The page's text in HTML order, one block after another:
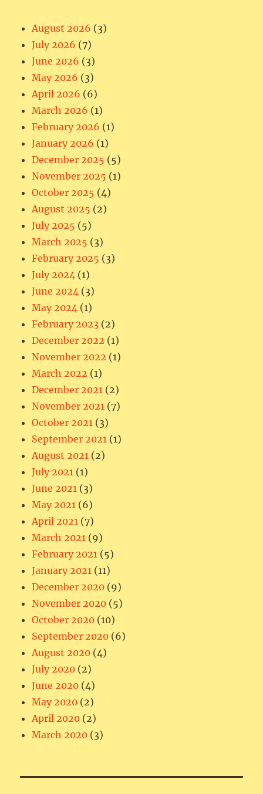
August 2026 (3)
July 2026 (7)
June 2026 (3)
May 2026 (3)
April 2026 (6)
March 2026 (1)
February 2026 (1)
January 2026 (1)
December 2025 (5)
November 2025 (1)
October 2025 (4)
August 2025 (2)
July 2025 (5)
March 2025 (3)
February 2025 (3)
July 2024 (1)
June 2024 (3)
May 2024 (1)
February 2023 (2)
December 2022 (1)
November 2022 (1)
March 2022 (1)
December 2021 (2)
November 2021 (7)
October 2021 (3)
September 2021 (1)
August 2021 (2)
July 2021 (1)
June 2021 (3)
May 2021 (6)
April 2021 (7)
March 2021 (9)
February 2021 (5)
January 2021 (11)
December 2020 (9)
November 2020 (5)
October 2020 (10)
September 2020 (6)
August 2020 (4)
July 2020 (2)
June 2020 (4)
May 2020 (2)
April 2020 (2)
March 2020 (3)